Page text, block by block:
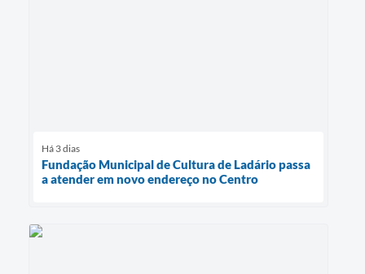
Há 3 dias
Fundação Municipal de Cultura de Ladário passa
a atender em novo endereço no Centro